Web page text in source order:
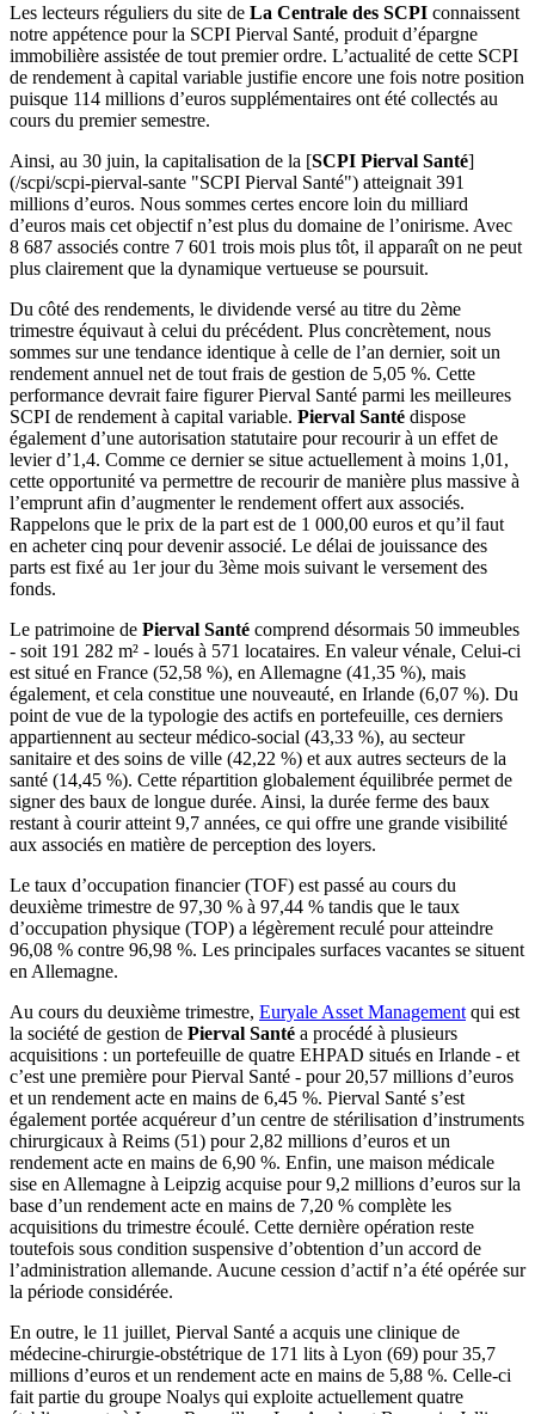
Les lecteurs réguliers du site de La Centrale des SCPI connaissent
notre appétence pour la SCPI Pierval Santé, produit d’épargne
immobilière assistée de tout premier ordre. L’actualité de cette SCPI
de rendement à capital variable justifie encore une fois notre position
puisque 114 millions d’euros supplémentaires ont été collectés au
cours du premier semestre.
Ainsi, au 30 juin, la capitalisation de la [SCPI Pierval Santé]
(/scpi/scpi-pierval-sante "SCPI Pierval Santé") atteignait 391
millions d’euros. Nous sommes certes encore loin du milliard
d’euros mais cet objectif n’est plus du domaine de l’onirisme. Avec
8 687 associés contre 7 601 trois mois plus tôt, il apparaît on ne peut
plus clairement que la dynamique vertueuse se poursuit.
Du côté des rendements, le dividende versé au titre du 2ème
trimestre équivaut à celui du précédent. Plus concrètement, nous
sommes sur une tendance identique à celle de l’an dernier, soit un
rendement annuel net de tout frais de gestion de 5,05 %. Cette
performance devrait faire figurer Pierval Santé parmi les meilleures
SCPI de rendement à capital variable. Pierval Santé dispose
également d’une autorisation statutaire pour recourir à un effet de
levier d’1,4. Comme ce dernier se situe actuellement à moins 1,01,
cette opportunité va permettre de recourir de manière plus massive à
l’emprunt afin d’augmenter le rendement offert aux associés.
Rappelons que le prix de la part est de 1 000,00 euros et qu’il faut
en acheter cinq pour devenir associé. Le délai de jouissance des
parts est fixé au 1er jour du 3ème mois suivant le versement des
fonds.
Le patrimoine de Pierval Santé comprend désormais 50 immeubles
- soit 191 282 m² - loués à 571 locataires. En valeur vénale, Celui-ci
est situé en France (52,58 %), en Allemagne (41,35 %), mais
également, et cela constitue une nouveauté, en Irlande (6,07 %). Du
point de vue de la typologie des actifs en portefeuille, ces derniers
appartiennent au secteur médico-social (43,33 %), au secteur
sanitaire et des soins de ville (42,22 %) et aux autres secteurs de la
santé (14,45 %). Cette répartition globalement équilibrée permet de
signer des baux de longue durée. Ainsi, la durée ferme des baux
restant à courir atteint 9,7 années, ce qui offre une grande visibilité
aux associés en matière de perception des loyers.
Le taux d’occupation financier (TOF) est passé au cours du
deuxième trimestre de 97,30 % à 97,44 % tandis que le taux
d’occupation physique (TOP) a légèrement reculé pour atteindre
96,08 % contre 96,98 %. Les principales surfaces vacantes se situent
en Allemagne.
Au cours du deuxième trimestre, Euryale Asset Management qui est
la société de gestion de Pierval Santé a procédé à plusieurs
acquisitions : un portefeuille de quatre EHPAD situés en Irlande - et
c’est une première pour Pierval Santé - pour 20,57 millions d’euros
et un rendement acte en mains de 6,45 %. Pierval Santé s’est
également portée acquéreur d’un centre de stérilisation d’instruments
chirurgicaux à Reims (51) pour 2,82 millions d’euros et un
rendement acte en mains de 6,90 %. Enfin, une maison médicale
sise en Allemagne à Leipzig acquise pour 9,2 millions d’euros sur la
base d’un rendement acte en mains de 7,20 % complète les
acquisitions du trimestre écoulé. Cette dernière opération reste
toutefois sous condition suspensive d’obtention d’un accord de
l’administration allemande. Aucune cession d’actif n’a été opérée sur
la période considérée.
En outre, le 11 juillet, Pierval Santé a acquis une clinique de
médecine-chirurgie-obstétrique de 171 lits à Lyon (69) pour 35,7
millions d’euros et un rendement acte en mains de 5,88 %. Celle-ci
fait partie du groupe Noalys qui exploite actuellement quatre